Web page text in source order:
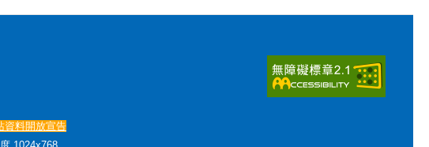
資料開放宣告